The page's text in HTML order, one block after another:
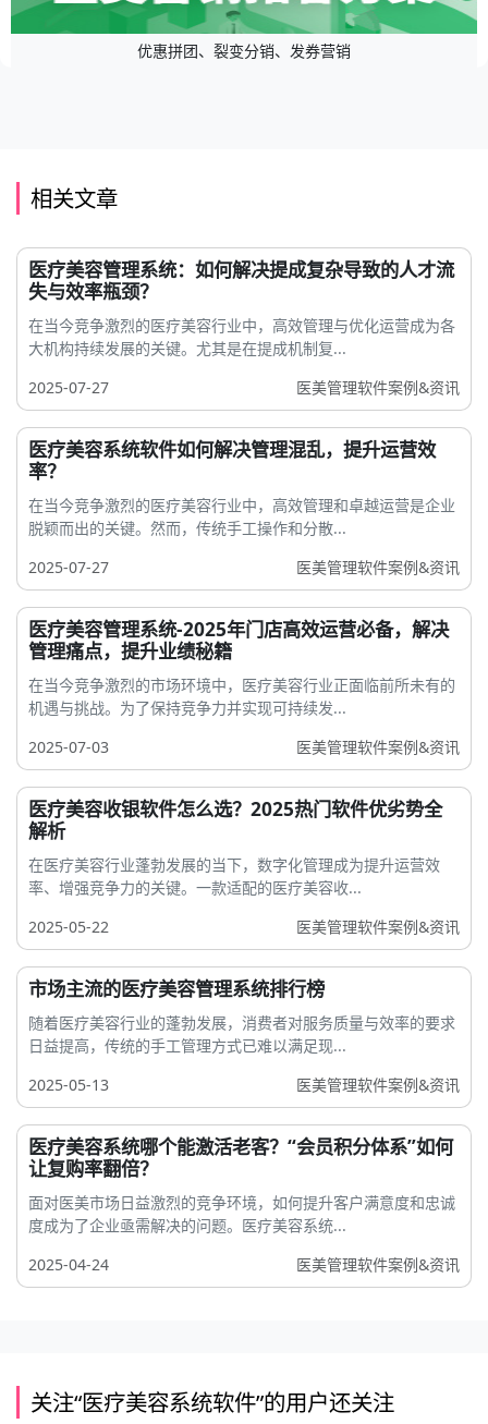
优惠拼团、裂变分销、发券营销
相关文章
医疗美容管理系统：如何解决提成复杂导致的人才流
失与效率瓶颈？
在当今竞争激烈的医疗美容行业中，高效管理与优化运营成为各
大机构持续发展的关键。尤其是在提成机制复...
2025-07-27
医美管理软件案例&资讯
医疗美容系统软件如何解决管理混乱，提升运营效
率？
在当今竞争激烈的医疗美容行业中，高效管理和卓越运营是企业
脱颖而出的关键。然而，传统手工操作和分散...
2025-07-27
医美管理软件案例&资讯
医疗美容管理系统-2025年门店高效运营必备，解决
管理痛点，提升业绩秘籍
在当今竞争激烈的市场环境中，医疗美容行业正面临前所未有的
机遇与挑战。为了保持竞争力并实现可持续发...
2025-07-03
医美管理软件案例&资讯
医疗美容收银软件怎么选？2025热门软件优劣势全
解析
在医疗美容行业蓬勃发展的当下，数字化管理成为提升运营效
率、增强竞争力的关键。一款适配的医疗美容收...
2025-05-22
医美管理软件案例&资讯
市场主流的医疗美容管理系统排行榜
随着医疗美容行业的蓬勃发展，消费者对服务质量与效率的要求
日益提高，传统的手工管理方式已难以满足现...
2025-05-13
医美管理软件案例&资讯
医疗美容系统哪个能激活老客？“会员积分体系”如何
让复购率翻倍？
面对医美市场日益激烈的竞争环境，如何提升客户满意度和忠诚
度成为了企业亟需解决的问题。医疗美容系统...
2025-04-24
医美管理软件案例&资讯
关注“医疗美容系统软件”的用户还关注